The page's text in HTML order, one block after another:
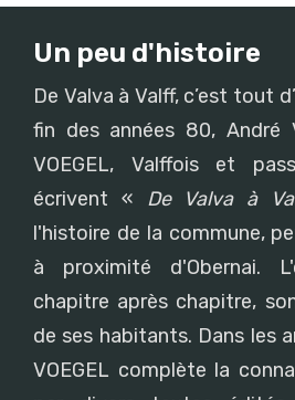
Un peu d'histoire
De Valva à Valff, c’est tout
fin des années 80, André
VOEGEL, Valffois et
écrivent « De Valva à
l'histoire de la commune,
à proximité d'Obernai.
chapitre après chapitre,
de ses habitants. Dans les
VOEGEL complète la